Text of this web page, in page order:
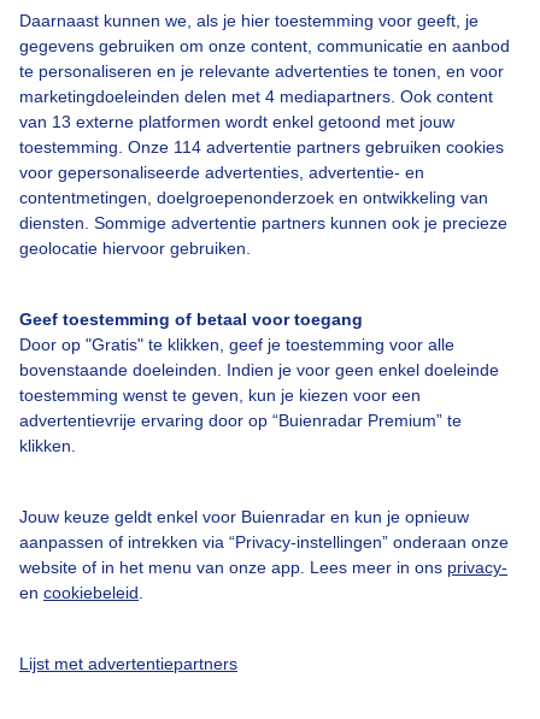
Daarnaast kunnen we, als je hier toestemming voor geeft, je
gegevens gebruiken om onze content, communicatie en aanbod
te personaliseren en je relevante advertenties te tonen, en voor
marketingdoeleinden delen met 4 mediapartners. Ook content
van 13 externe platformen wordt enkel getoond met jouw
toestemming. Onze 114 advertentie partners gebruiken cookies
voor gepersonaliseerde advertenties, advertentie- en
contentmetingen, doelgroepenonderzoek en ontwikkeling van
diensten. Sommige advertentie partners kunnen ook je precieze
geolocatie hiervoor gebruiken.
Geef toestemming of betaal voor toegang
Door op "Gratis" te klikken, geef je toestemming voor alle
bovenstaande doeleinden. Indien je voor geen enkel doeleinde
toestemming wenst te geven, kun je kiezen voor een
advertentievrije ervaring door op “Buienradar Premium” te
klikken.
Jouw keuze geldt enkel voor Buienradar en kun je opnieuw
aanpassen of intrekken via “Privacy-instellingen” onderaan onze
website of in het menu van onze app. Lees meer in ons privacy-
en cookiebeleid
Lijst met advertentiepartners
Een moment geduld aub...
Bedrijfsgegevens
Veelgestelde vragen
Contact
Gebruikersvoorwaarden
Adverteren
Buienradar Team
Cookie beleid